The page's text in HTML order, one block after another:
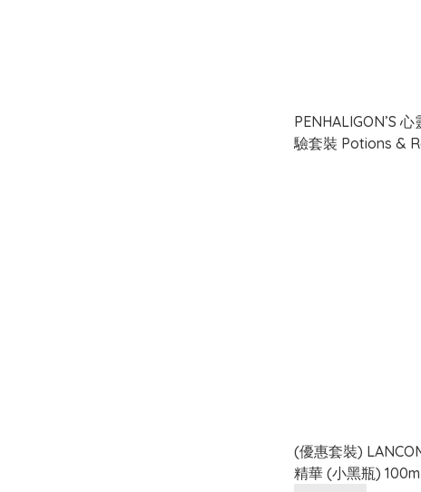
PENHALIGON’S
驗套裝 Potions &
(優惠套裝)
精華 (小黑瓶)